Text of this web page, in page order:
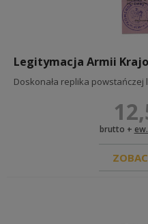
Legitymacja Armii
Doskonała replika powstańczej
brutto +